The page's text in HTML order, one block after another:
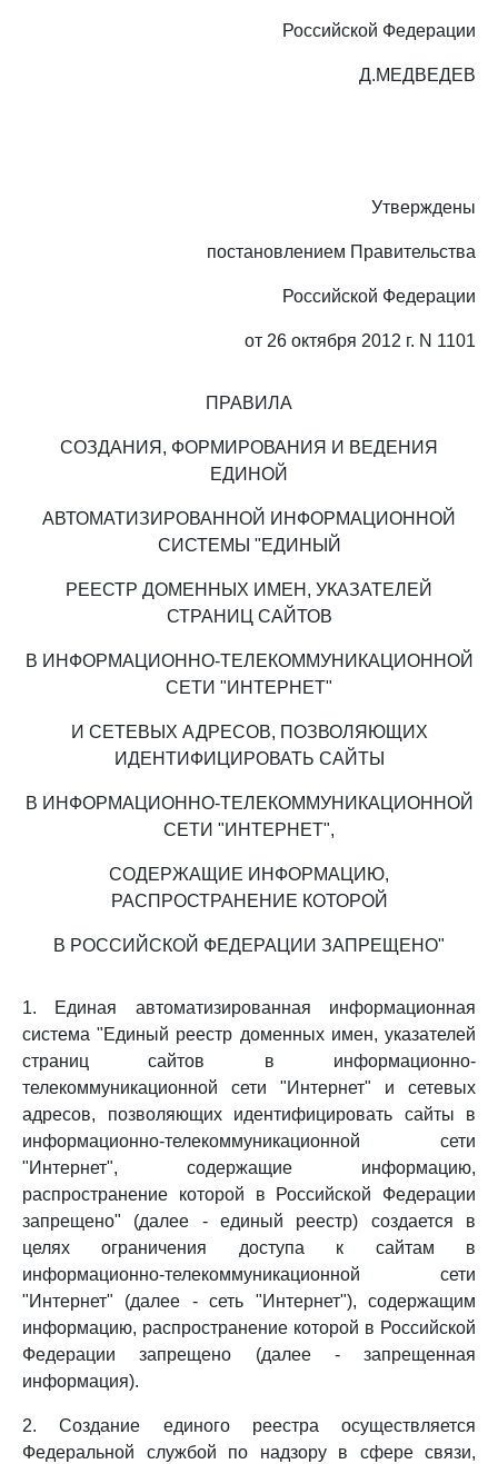
Российской Федерации
Д.МЕДВЕДЕВ
Утверждены
постановлением Правительства
Российской Федерации
от 26 октября 2012 г. N 1101
ПРАВИЛА
СОЗДАНИЯ, ФОРМИРОВАНИЯ И ВЕДЕНИЯ
ЕДИНОЙ
АВТОМАТИЗИРОВАННОЙ ИНФОРМАЦИОННОЙ
СИСТЕМЫ "ЕДИНЫЙ
РЕЕСТР ДОМЕННЫХ ИМЕН, УКАЗАТЕЛЕЙ
СТРАНИЦ САЙТОВ
В ИНФОРМАЦИОННО-ТЕЛЕКОММУНИКАЦИОННОЙ
СЕТИ "ИНТЕРНЕТ"
И СЕТЕВЫХ АДРЕСОВ, ПОЗВОЛЯЮЩИХ
ИДЕНТИФИЦИРОВАТЬ САЙТЫ
В ИНФОРМАЦИОННО-ТЕЛЕКОММУНИКАЦИОННОЙ
СЕТИ "ИНТЕРНЕТ",
СОДЕРЖАЩИЕ ИНФОРМАЦИЮ,
РАСПРОСТРАНЕНИЕ КОТОРОЙ
В РОССИЙСКОЙ ФЕДЕРАЦИИ ЗАПРЕЩЕНО"
1. Единая автоматизированная информационная
система "Единый реестр доменных имен, указателей
страниц сайтов в информационно-
телекоммуникационной сети "Интернет" и сетевых
адресов, позволяющих идентифицировать сайты в
информационно-телекоммуникационной сети
"Интернет", содержащие информацию,
распространение которой в Российской Федерации
запрещено" (далее - единый реестр) создается в
целях ограничения доступа к сайтам в
информационно-телекоммуникационной сети
"Интернет" (далее - сеть "Интернет"), содержащим
информацию, распространение которой в Российской
Федерации запрещено (далее - запрещенная
информация).
2. Создание единого реестра осуществляется
Федеральной службой по надзору в сфере связи,